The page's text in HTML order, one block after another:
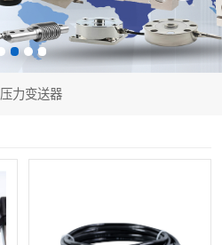
压力变送器
通用型压力变送器
流量计
差压变送器